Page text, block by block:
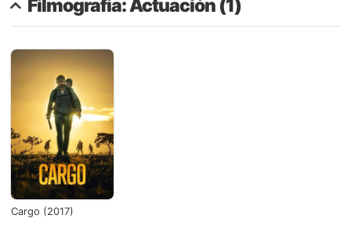
Filmografía: Actuación (1)
Cargo (2017)